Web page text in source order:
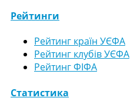
Рейтинги
Рейтинг країн УЄФА
Рейтинг клубів УЄФА
Рейтинг ФІФА
Статистика